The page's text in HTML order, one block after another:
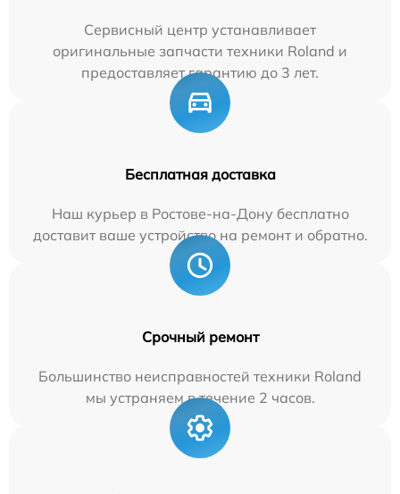
Сервисный центр устанавливает
оригинальные запчасти техники Roland и
предоставляет гарантию до 3 лет.
Бесплатная доставка
Наш курьер в Ростове-на-Дону бесплатно
доставит ваше устройство на ремонт и обратно.
Срочный ремонт
Большинство неисправностей техники Roland
мы устраняем в течение 2 часов.